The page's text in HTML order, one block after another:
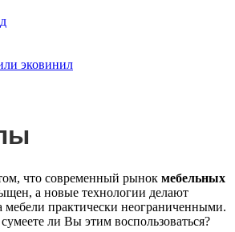
эковинил
что современный рынок мебельных
а новые технологии делают
мебели практически неограниченными.
ли Вы этим воспользоваться?